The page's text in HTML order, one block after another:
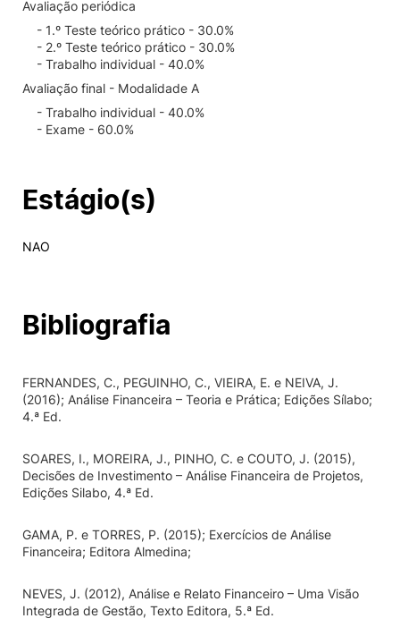
Avaliação periódica
- 1.º Teste teórico prático - 30.0%
- 2.º Teste teórico prático - 30.0%
- Trabalho individual - 40.0%
Avaliação final - Modalidade A
- Trabalho individual - 40.0%
- Exame - 60.0%
Estágio(s)
NAO
Bibliografia
FERNANDES, C., PEGUINHO, C., VIEIRA, E. e NEIVA, J.
(2016); Análise Financeira – Teoria e Prática; Edições Sílabo;
4.ª Ed.
SOARES, I., MOREIRA, J., PINHO, C. e COUTO, J. (2015),
Decisões de Investimento – Análise Financeira de Projetos,
Edições Silabo, 4.ª Ed.
GAMA, P. e TORRES, P. (2015); Exercícios de Análise
Financeira; Editora Almedina;
NEVES, J. (2012), Análise e Relato Financeiro – Uma Visão
Integrada de Gestão, Texto Editora, 5.ª Ed.